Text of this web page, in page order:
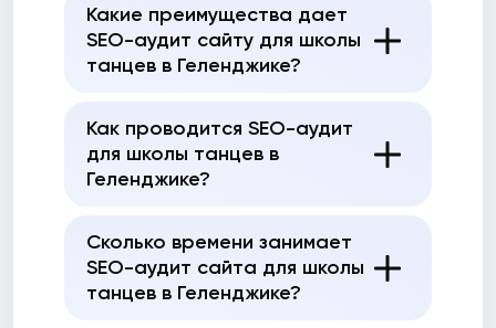
Какие преимущества дает
SEO-аудит сайту для школы
танцев в Геленджике?
Как проводится SEO-аудит
для школы танцев в
Геленджике?
Сколько времени занимает
SEO-аудит сайта для школы
танцев в Геленджике?